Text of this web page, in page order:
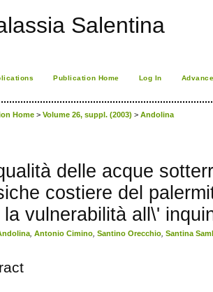
Salentina
Publication Home Log In
Home > Volume 26, suppl. (2003) > Andolina
delle acque
costiere del
la vulnerabilità all\'
Antonio Cimino Santino Orecchio Santina